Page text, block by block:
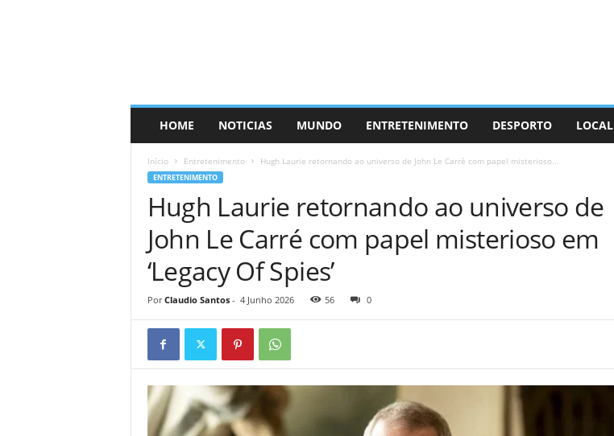
HOME NOTICIAS MUNDO ENTRETENIMENTO DESPORTO LOCAL
Início Entretenimento Hugh Laurie retornando ao universo de John Le Carré com papel misterioso...
ENTRETENIMENTO
Hugh Laurie retornando ao universo de
John Le Carré com papel misterioso em
‘Legacy Of Spies’
Por Claudio Santos- 4 Junho 2026 56 0